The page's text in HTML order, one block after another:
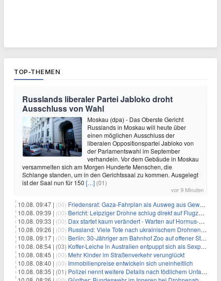
TOP-THEMEN
Russlands liberaler Partei Jabloko droht
Ausschluss von Wahl
Moskau (dpa) - Das Oberste Gericht
Russlands in Moskau will heute über
einen möglichen Ausschluss der
liberalen Oppositionspartei Jabloko von
der Parlamentswahl im September
verhandeln. Vor dem Gebäude in Moskau
versammelten sich am Morgen Hunderte Menschen, die
Schlange standen, um in den Gerichtssaal zu kommen. Ausgelegt
ist der Saal nun für 150 […] (01)
vor 9 Minuten
10.08. 09:47 | (00) Friedensrat: Gaza-Fahrplan als Ausweg aus Gewaltspirale
10.08. 09:39 | (00) Bericht: Leipziger Drohne schlug direkt auf Flugzeug ein
10.08. 09:33 | (00) Dax startet kaum verändert - Warten auf Hormus-Öffnung geht weiter
10.08. 09:26 | (00) Russland: Viele Tote nach ukrainischem Drohnenangriff
10.08. 09:17 | (00) Berlin: 30-Jähriger am Bahnhof Zoo auf offener Straße erschossen
10.08. 08:54 | (03) Koffer-Leiche in Australien entpuppt sich als Sexpuppe
10.08. 08:45 | (00) Mehr Kinder im Straßenverkehr verunglückt
10.08. 08:40 | (00) Immobilienpreise entwickeln sich uneinheitlich
10.08. 08:35 | (01) Polizei nennt weitere Details nach tödlichem Unfall auf B470